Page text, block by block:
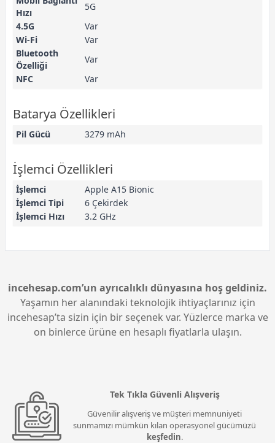
Hızı
5G
4.5G
Var
Wi-Fi
Var
Bluetooth
Özelliği
Var
NFC
Var
Batarya Özellikleri
Pil Gücü 3279 mAh
İşlemci Özellikleri
İşlemci
Apple A15 Bionic
İşlemci Tipi
6 Çekirdek
İşlemci Hızı
3.2 GHz
incehesap.com’un ayrıcalıklı dünyasına hoş geldiniz.
Yaşamın her alanındaki teknolojik ihtiyaçlarınız için
incehesap’ta sizin için bir seçenek var. Yüzlerce marka ve
on binlerce ürüne en hesaplı fiyatlarla ulaşın.
Tek Tıkla Güvenli Alışveriş
Güvenilir alışveriş ve müşteri memnuniyeti
sunmamızı mümkün kılan operasyonel gücümüzü
keşfedin.